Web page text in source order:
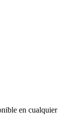
en cualquier